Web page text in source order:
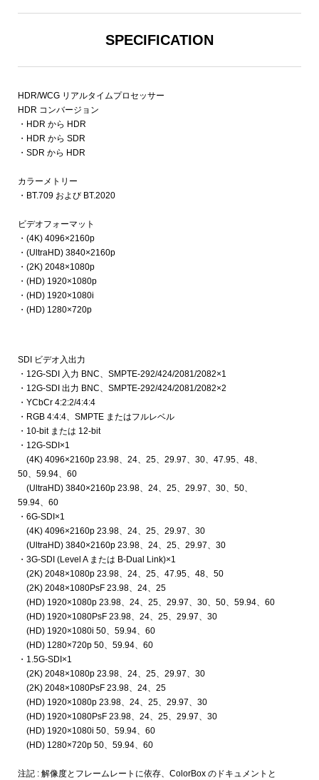
SPECIFICATION
HDR/WCG リアルタイムプロセッサー
HDR コンバージョン
・HDR から HDR
・HDR から SDR
・SDR から HDR
カラーメトリー
・BT.709 および BT.2020
ビデオフォーマット
・(4K) 4096×2160p
・(UltraHD) 3840×2160p
・(2K) 2048×1080p
・(HD) 1920×1080p
・(HD) 1920×1080i
・(HD) 1280×720p
SDI ビデオ入出力
・12G-SDI 入力 BNC、SMPTE-292/424/2081/2082×1
・12G-SDI 出力 BNC、SMPTE-292/424/2081/2082×2
・YCbCr 4:2:2/4:4:4
・RGB 4:4:4、SMPTE またはフルレベル
・10-bit または 12-bit
・12G-SDI×1
(4K) 4096×2160p 23.98、24、25、29.97、30、47.95、48、
50、59.94、60
(UltraHD) 3840×2160p 23.98、24、25、29.97、30、50、
59.94、60
・6G-SDI×1
(4K) 4096×2160p 23.98、24、25、29.97、30
(UltraHD) 3840×2160p 23.98、24、25、29.97、30
・3G-SDI (Level A または B-Dual Link)×1
(2K) 2048×1080p 23.98、24、25、47.95、48、50
(2K) 2048×1080PsF 23.98、24、25
(HD) 1920×1080p 23.98、24、25、29.97、30、50、59.94、60
(HD) 1920×1080PsF 23.98、24、25、29.97、30
(HD) 1920×1080i 50、59.94、60
(HD) 1280×720p 50、59.94、60
・1.5G-SDI×1
(2K) 2048×1080p 23.98、24、25、29.97、30
(2K) 2048×1080PsF 23.98、24、25
(HD) 1920×1080p 23.98、24、25、29.97、30
(HD) 1920×1080PsF 23.98、24、25、29.97、30
(HD) 1920×1080i 50、59.94、60
(HD) 1280×720p 50、59.94、60
注記 : 解像度とフレームレートに依存、ColorBox のドキュメントと